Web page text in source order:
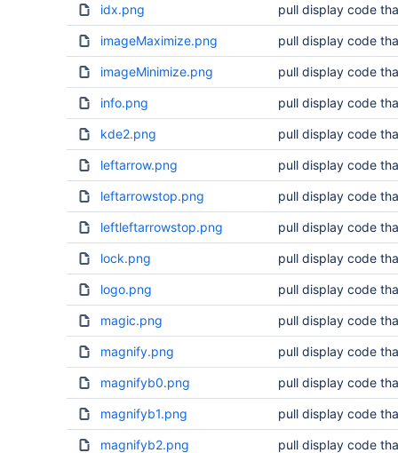
idx.png pull display code
imageMaximize.png pull display code
imageMinimize.png pull display code
info.png pull display code
kde2.png pull display code
leftarrow.png pull display code
leftarrowstop.png pull display code
leftleftarrowstop.png pull display code
lock.png pull display code
logo.png pull display code
magic.png pull display code
magnify.png pull display code
magnifyb0.png pull display code
magnifyb1.png pull display code
magnifyb2.png pull display code